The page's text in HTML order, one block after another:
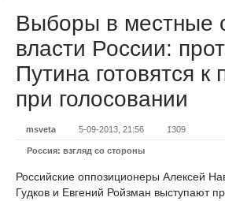
Выборы в местные
власти России:
Путина готовятся
при голосовании
msveta 5-09-2013, 21:56 1309
Россия: взгляд со стороны
Российские оппозиционеры Алексей
Гудков и Евгений Ройзман выступают